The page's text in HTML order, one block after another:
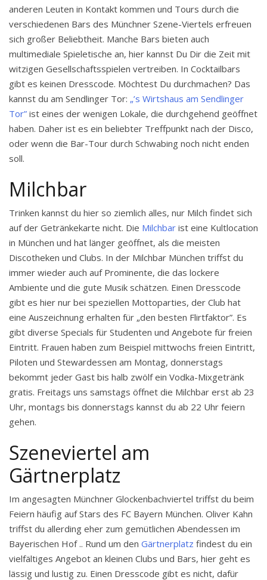
anderen Leuten in Kontakt kommen und Tours durch die
verschiedenen Bars des Münchner Szene-Viertels erfreuen
sich großer Beliebtheit. Manche Bars bieten auch
multimediale Spieletische an, hier kannst Du Dir die Zeit mit
witzigen Gesellschaftsspielen vertreiben. In Cocktailbars
gibt es keinen Dresscode. Möchtest Du durchmachen? Das
kannst du am Sendlinger Tor: „’s Wirtshaus am Sendlinger
Tor” ist eines der wenigen Lokale, die durchgehend geöffnet
haben. Daher ist es ein beliebter Treffpunkt nach der Disco,
oder wenn die Bar-Tour durch Schwabing noch nicht enden
soll.
Milchbar
Trinken kannst du hier so ziemlich alles, nur Milch findet sich
auf der Getränkekarte nicht. Die Milchbar ist eine Kultlocation
in München und hat länger geöffnet, als die meisten
Discotheken und Clubs. In der Milchbar München triffst du
immer wieder auch auf Prominente, die das lockere
Ambiente und die gute Musik schätzen. Einen Dresscode
gibt es hier nur bei speziellen Mottoparties, der Club hat
eine Auszeichnung erhalten für „den besten Flirtfaktor”. Es
gibt diverse Specials für Studenten und Angebote für freien
Eintritt. Frauen haben zum Beispiel mittwochs freien Eintritt,
Piloten und Stewardessen am Montag, donnerstags
bekommt jeder Gast bis halb zwölf ein Vodka-Mixgetränk
gratis. Freitags uns samstags öffnet die Milchbar erst ab 23
Uhr, montags bis donnerstags kannst du ab 22 Uhr feiern
gehen.
Szeneviertel am
Gärtnerplatz
Im angesagten Münchner Glockenbachviertel triffst du beim
Feiern häufig auf Stars des FC Bayern München. Oliver Kahn
triffst du allerding eher zum gemütlichen Abendessen im
Bayerischen Hof .. Rund um den Gärtnerplatz findest du ein
vielfältiges Angebot an kleinen Clubs und Bars, hier geht es
lässig und lustig zu. Einen Dresscode gibt es nicht, dafür